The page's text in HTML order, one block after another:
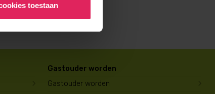
toestaan
Gastouder worden
Gastouder worden